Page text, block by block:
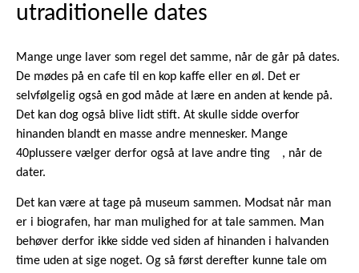
utraditionelle dates
Mange unge laver som regel det samme, når de går på dates.
De mødes på en cafe til en kop kaffe eller en øl. Det er
selvfølgelig også en god måde at lære en anden at kende på.
Det kan dog også blive lidt stift. At skulle sidde overfor
hinanden blandt en masse andre mennesker. Mange
40plussere vælger derfor også at lave andre ting
, når de
dater.
Det kan være at tage på museum sammen. Modsat når man
er i biografen, har man mulighed for at tale sammen. Man
behøver derfor ikke sidde ved siden af hinanden i halvanden
time uden at sige noget. Og så først derefter kunne tale om